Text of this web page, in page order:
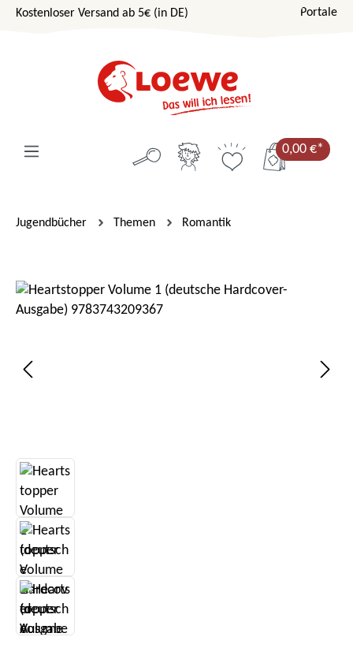
Zum Hauptinhalt springen
Kostenloser Versand ab 5€ (in DE) Portale
0,00 €*
Jugendbücher Themen Romantik
Bildergalerie überspringen